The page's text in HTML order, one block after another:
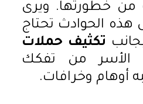
من خطورتها. ويرى
هذه الحوادث تحتاج
تكثيف حملات
الأسر من تفكك
أوهام وخرافات.